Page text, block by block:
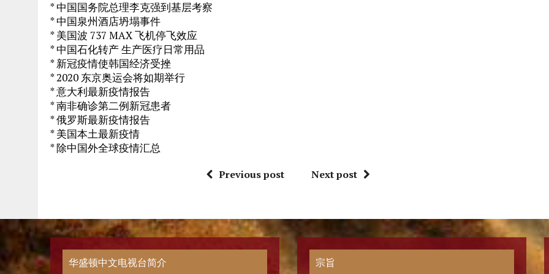
* 中国国务院总理李克强到基层考察
* 中国泉州酒店坍塌事件
* 美国波 737 MAX 飞机停飞效应
* 中国石化转产 生产医疗日常用品
* 新冠疫情使韩国经济受挫
* 2020 东京奥运会将如期举行
* 意大利最新疫情报告
* 南非确诊第二例新冠患者
* 俄罗斯最新疫情报告
* 美国本土最新疫情
* 除中国外全球疫情汇总
Previous post Next post
华盛顿中文电视台简介 宗旨